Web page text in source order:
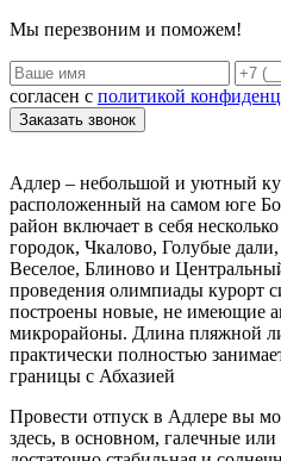
Мы перезвоним и поможем!
согласен с политикой
Заказать звонок
Адлер – небольшой и уютный
расположенный на самом юге
район включает в себя
городок, Чкалово, Голубые
Веселое, Блиново и
проведения олимпиады курорт
построены новые, не имеющие
микрорайоны. Длина пляжной
практически полностью
границы с Абхазией
Провести отпуск в Адлере вы
здесь, в основном, галечные